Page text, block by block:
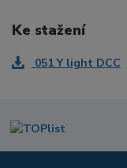
Ke stažení
051 Y light DCC